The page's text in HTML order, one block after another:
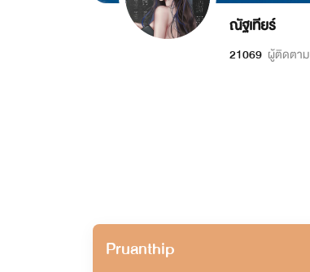
ณัฐเทียร์
21069 ผู้ติดตาม
Pruanthip